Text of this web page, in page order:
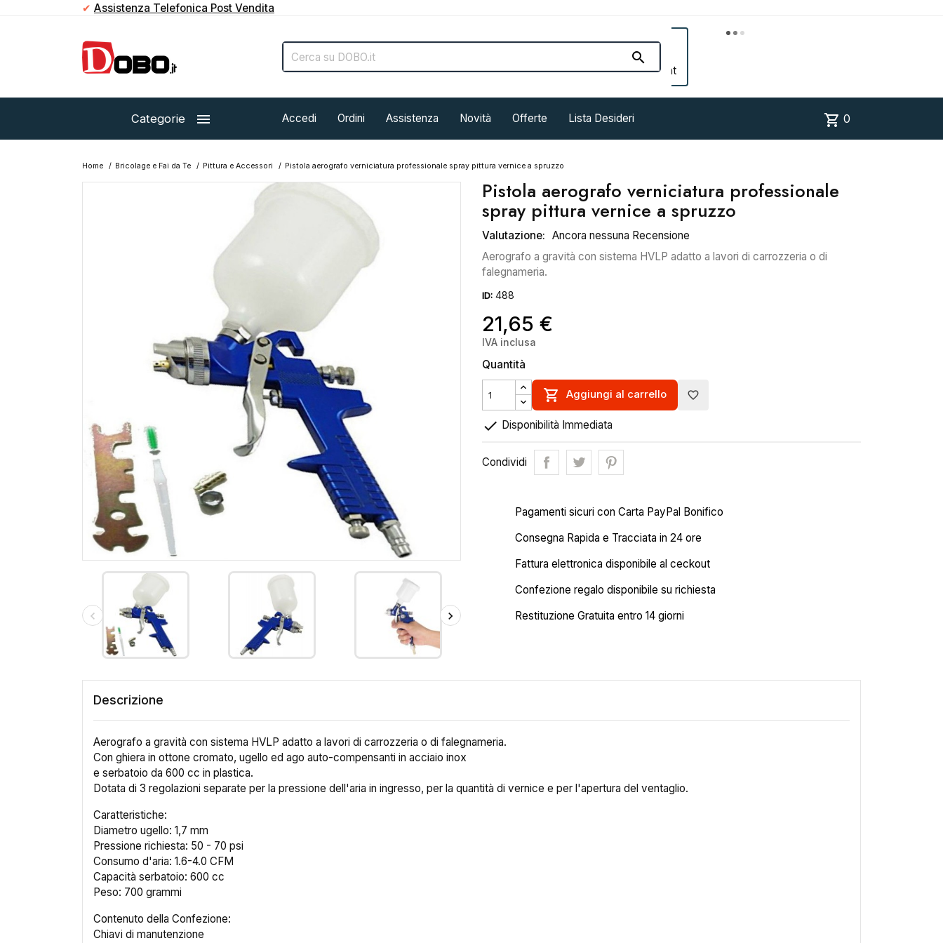
✔ Assistenza Telefonica Post Vendita


Account
Categorie  Accedi Ordini Assistenza Novità Offerte Lista Desideri shopping_cart 0
Home Bricolage e Fai da Te Pittura e Accessori Pistola aerografo verniciatura professionale spray pittura vernice a spruzzo
Pistola aerografo verniciatura professionale
spray pittura vernice a spruzzo
Valutazione: Ancora nessuna Recensione
Aerografo a gravità con sistema HVLP adatto a lavori di carrozzeria o di
falegnameria.
ID: 488
21,65 €
IVA inclusa
Quantità
 Aggiungi al carrello favorite_border
 Disponibilità Immediata
Condividi
Pagamenti sicuri con Carta PayPal Bonifico
Consegna Rapida e Tracciata in 24 ore
Fattura elettronica disponibile al ceckout
Confezione regalo disponibile su richiesta
Restituzione Gratuita entro 14 giorni
Descrizione
Aerografo a gravità con sistema HVLP adatto a lavori di carrozzeria o di falegnameria.
Con ghiera in ottone cromato, ugello ed ago auto-compensanti in acciaio inox
e serbatoio da 600 cc in plastica.
Dotata di 3 regolazioni separate per la pressione dell'aria in ingresso, per la quantità di vernice e per l'apertura del ventaglio.
Caratteristiche:
Diametro ugello: 1,7 mm
Pressione richiesta: 50 - 70 psi
Consumo d'aria: 1.6-4.0 CFM
Capacità serbatoio: 600 cc
Peso: 700 grammi
Contenuto della Confezione:
Chiavi di manutenzione